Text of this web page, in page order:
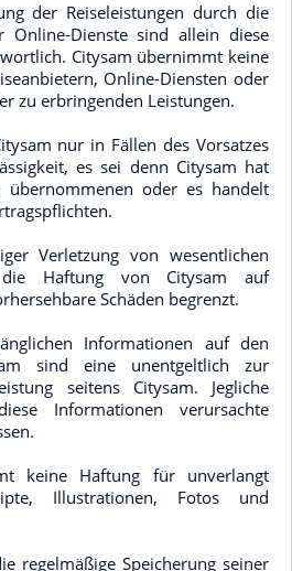
der Reiseleistungen durch die
Online-Dienste sind allein diese
Citysam übernimmt keine
Online-Diensten oder
zu erbringenden Leistungen.
nur in Fällen des Vorsatzes
es sei denn Citysam hat
übernommenen oder es handelt
Verletzung von wesentlichen
die Haftung von Citysam auf
Schäden begrenzt.
Informationen auf den
sind eine unentgeltlich zur
seitens Citysam. Jegliche
Informationen verursachte
keine Haftung für unverlangt
Illustrationen, Fotos und
regelmäßige Speicherung seiner